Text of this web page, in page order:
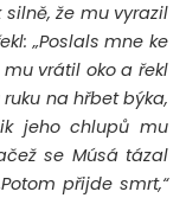
že mu vyrazil
„Poslals mne ke
mu vrátil oko a řekl
na hřbet býka,
jeho chlupů mu
se Músá tázal
přijde smrt,“